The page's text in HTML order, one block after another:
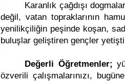
Karanlık çağdışı
değil, vatan topraklarının
yenilikçiliğin peşinde koşan,
buluşlar geliştiren gençler
Değerli Öğretmenler;
özverili çalışmalarınızı,